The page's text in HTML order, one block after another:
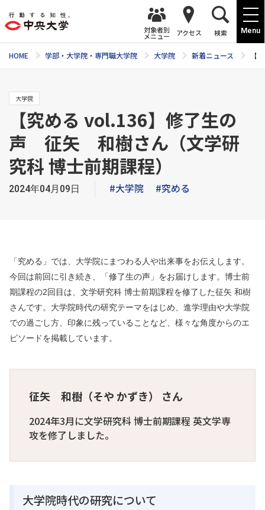
Menu
対象者別
メニュー アクセス 検索
HOME 学部・大学院・専門職大学院 大学院 新着ニュース 【
大学院
【究める vol.136】修了生の
声 征矢 和樹さん（文学研
究科 博士前期課程）
2024年04月09日 #大学院 #究める
「究める」では、大学院にまつわる人や出来事をお伝えします。
今回は前回に引き続き、「修了生の声」をお届けします。博士前
期課程の2回目は、文学研究科 博士前期課程を修了した征矢 和樹
さんです。大学院時代の研究テーマをはじめ、進学理由や大学院
での過ごし方、印象に残っていることなど、様々な角度からのエ
ピソードを掲載しています。
征矢 和樹（そや かずき） さん
2024年3月に文学研究科 博士前期課程 英文学専
攻を修了しました。
大学院時代の研究について